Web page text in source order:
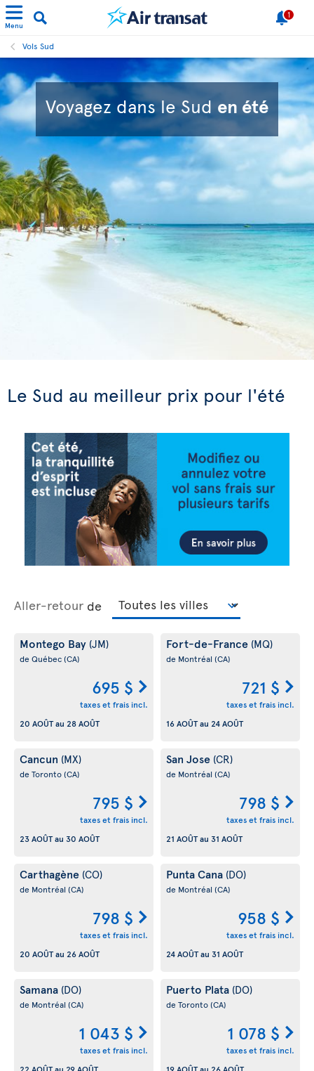
Menu
1
Vols Sud
Voyagez dans le Sud en été
Le Sud au meilleur prix pour l'été
Aller-retour de
Montego Bay (JM)
de Québec(CA)
695 $
taxes et frais incl.
20 AOÛTau 28 AOÛT
Fort-de-France (MQ)
de Montréal (CA)
721 $
taxes et frais incl.
16 AOÛTau 24 AOÛT
Cancun (MX)
de Toronto(CA)
795 $
taxes et frais incl.
23 AOÛTau 30 AOÛT
San Jose (CR)
de Montréal (CA)
798 $
taxes et frais incl.
21 AOÛTau 31 AOÛT
Carthagène (CO)
de Montréal (CA)
798 $
taxes et frais incl.
20 AOÛTau 26 AOÛT
Punta Cana (DO)
de Montréal (CA)
958 $
taxes et frais incl.
24 AOÛTau 31 AOÛT
Samana (DO)
de Montréal (CA)
1 043 $
taxes et frais incl.
Puerto Plata (DO)
de Toronto(CA)
1 078 $
taxes et frais incl.